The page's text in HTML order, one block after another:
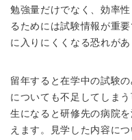
勉強量だけでなく、効率
るためには試験情報が重
に入りにくくなる恐れがあ
留年すると在学中の試験
についても不足してしま
生になると研修先の病院
えます。見学した内容に